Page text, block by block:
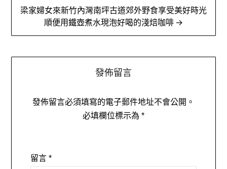
覽梁家婦女來新竹內灣南坪古道郊外野食享受美好時光
順便用鐵壺煮水現泡好喝的淺焙咖啡 →
發佈留言
發佈留言必須填寫的電子郵件地址不會公開。
必填欄位標示為 *
留言 *